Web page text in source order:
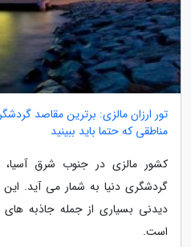
تور ارزان مالزی: برترین مقاصد
مناطقی که حتما باید ببینید
کشور مالزی در جنوب شرق آسیا،
گردشگری دنیا به شمار می آید.
دیدنی بسیاری از جمله جاذبه های
است.